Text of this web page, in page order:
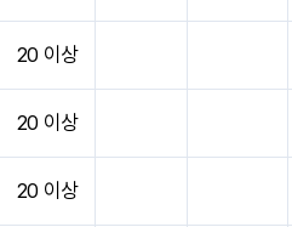
20 이상
20 이상
20 이상